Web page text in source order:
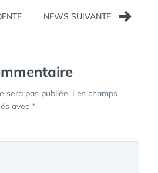
sera pas publiée. Les champs
avec *